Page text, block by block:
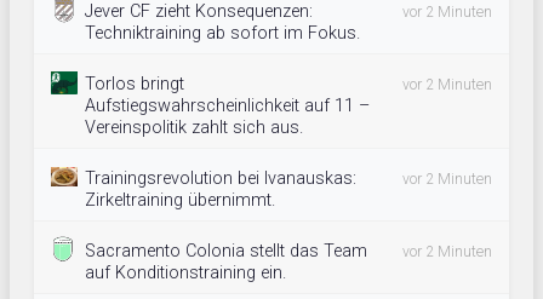
Jever CF zieht Konsequenzen:
Techniktraining ab sofort im Fokus.
vor 2 Minuten
Torlos bringt
Aufstiegswahrscheinlichkeit auf 11 –
Vereinspolitik zahlt sich aus.
vor 2 Minuten
Trainingsrevolution bei Ivanauskas:
Zirkeltraining übernimmt.
vor 2 Minuten
Sacramento Colonia stellt das Team
auf Konditionstraining ein.
vor 2 Minuten